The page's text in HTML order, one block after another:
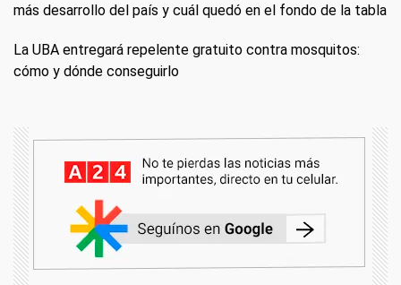
más desarrollo del país y cuál quedó en el fondo de la tabla
La UBA entregará repelente gratuito contra mosquitos:
cómo y dónde conseguirlo